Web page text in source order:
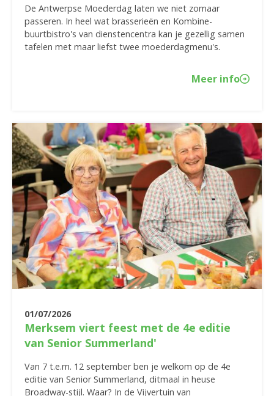
De Antwerpse Moederdag laten we niet zomaar
passeren. In heel wat brasserieën en Kombine-
buurtbistro's van dienstencentra kan je gezellig samen
tafelen met maar liefst twee moederdagmenu's.
Meer info
01/07/2026
Merksem viert feest met de 4e editie
van Senior Summerland'
Van 7 t.e.m. 12 september ben je welkom op de 4e
editie van Senior Summerland, ditmaal in heuse
Broadway-stijl. Waar? In de Vijvertuin van